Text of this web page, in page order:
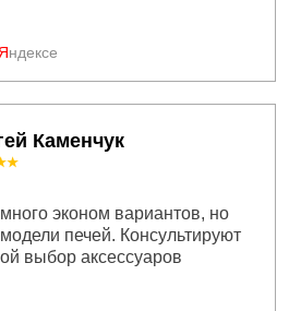
ндексе
Каменчук
эконом вариантов, но
печей. Консультируют
выбор аксессуаров